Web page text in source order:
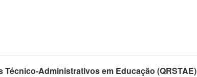
Administrativos em Educação (QRSTAE)